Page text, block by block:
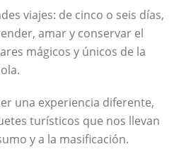
viajes: de cinco o seis días,
amar y conservar el
mágicos y únicos de la
una experiencia diferente,
turísticos que nos llevan
y a la masificación.